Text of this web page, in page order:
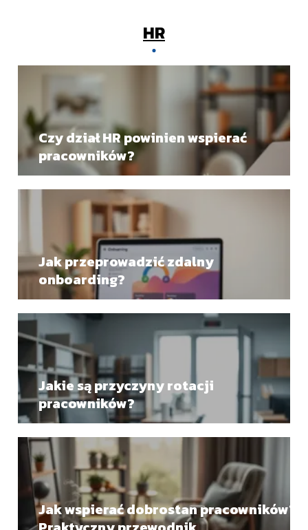
HR
Czy dział HR powinien wspierać
pracowników?
Jak przeprowadzić zdalny
onboarding?
Jakie są przyczyny rotacji
pracowników?
Jak wspierać dobrostan pracowników?